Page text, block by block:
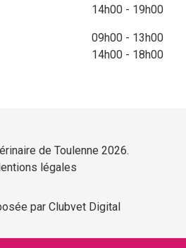
14h00 - 19h00
09h00 - 13h00
14h00 - 18h00
de Toulenne 2026.
légales
par Clubvet Digital